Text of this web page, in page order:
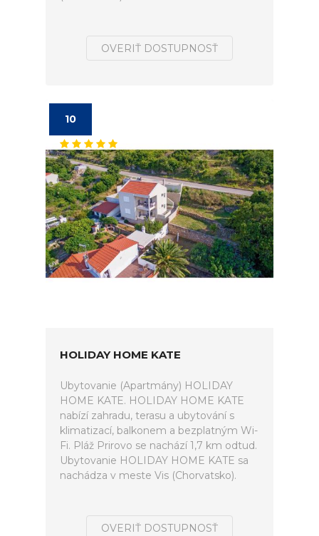
OVERIŤ DOSTUPNOSŤ
10
HOLIDAY HOME KATE
Ubytovanie (Apartmány) HOLIDAY
HOME KATE. HOLIDAY HOME KATE
nabízí zahradu, terasu a ubytování s
klimatizací, balkonem a bezplatným Wi-
Fi. Pláž Prirovo se nachází 1,7 km odtud.
Ubytovanie HOLIDAY HOME KATE sa
nachádza v meste Vis (Chorvatsko).
OVERIŤ DOSTUPNOSŤ